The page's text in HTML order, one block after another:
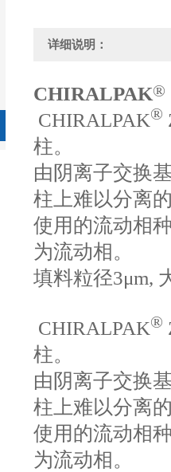
详细说明：
CHIRALPAK®
CHIRALPAK®
柱。
由阴离子交换
柱上难以分离
使用的流动相
为流动相。
填料粒径3μm,
CHIRALPAK®
柱。
由阴离子交换
柱上难以分离
使用的流动相
为流动相。